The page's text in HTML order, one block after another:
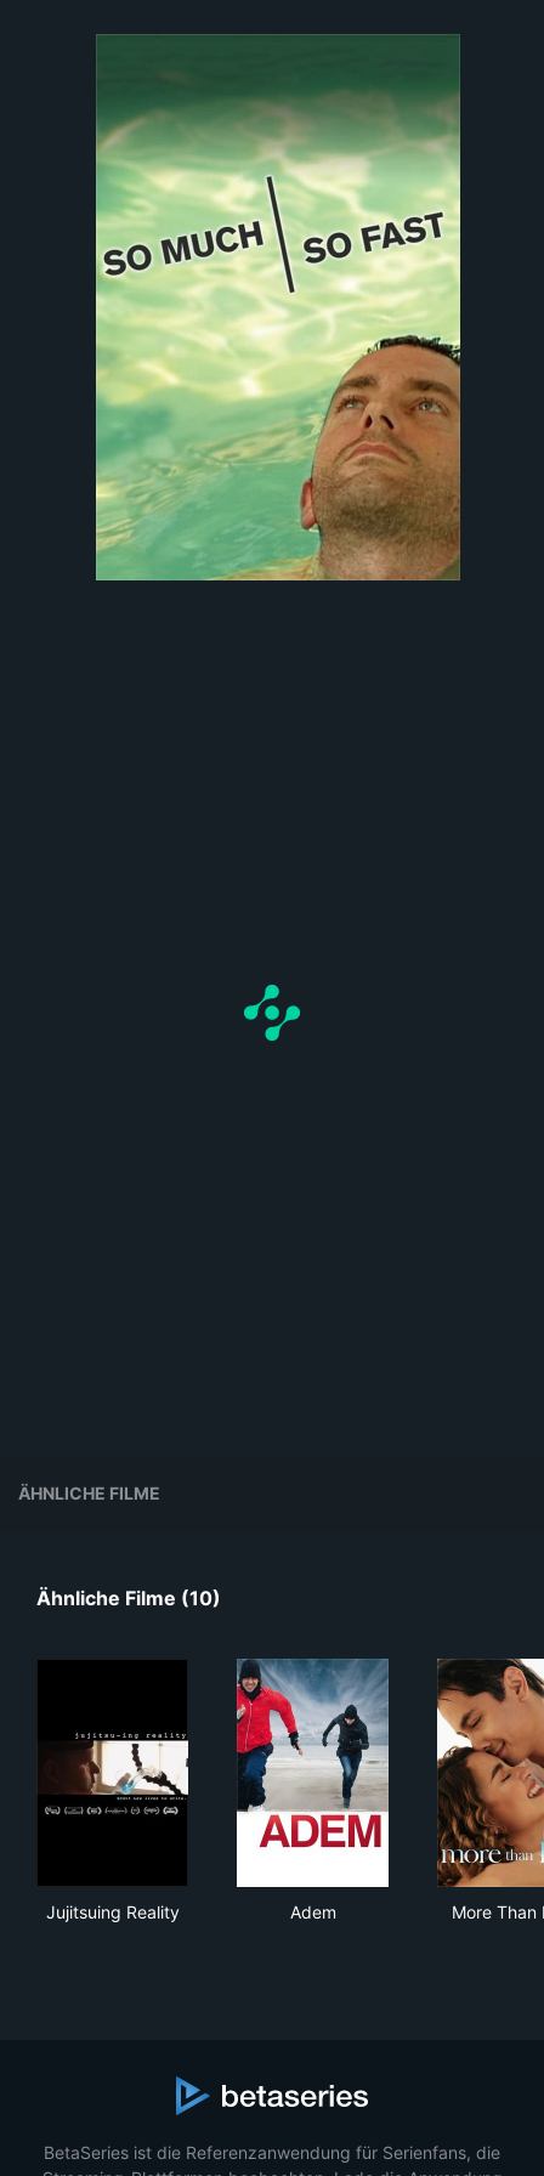
ÄHNLICHE FILME
Ähnliche Filme (10)
Jujitsuing Reality Adem More Than
BetaSeries ist die Referenzanwendung für Serienfans, die